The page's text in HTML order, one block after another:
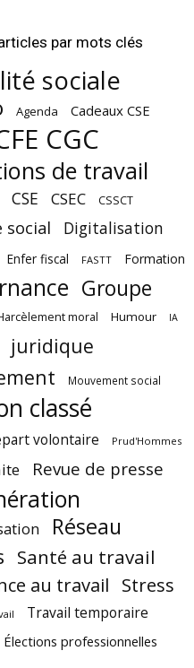
par mots clés
sociale
Agenda Cadeaux CSE
CGC
de travail
CSE CSEC CSSCT
social Digitalisation
Enfer fiscal FASTT Formation
Groupe
moral Humour IA
juridique
Mouvement social
classé
volontaire Prud'Hommes
Revue de presse
Réseau
Santé au travail
au travail Stress
Travail temporaire
Élections professionnelles